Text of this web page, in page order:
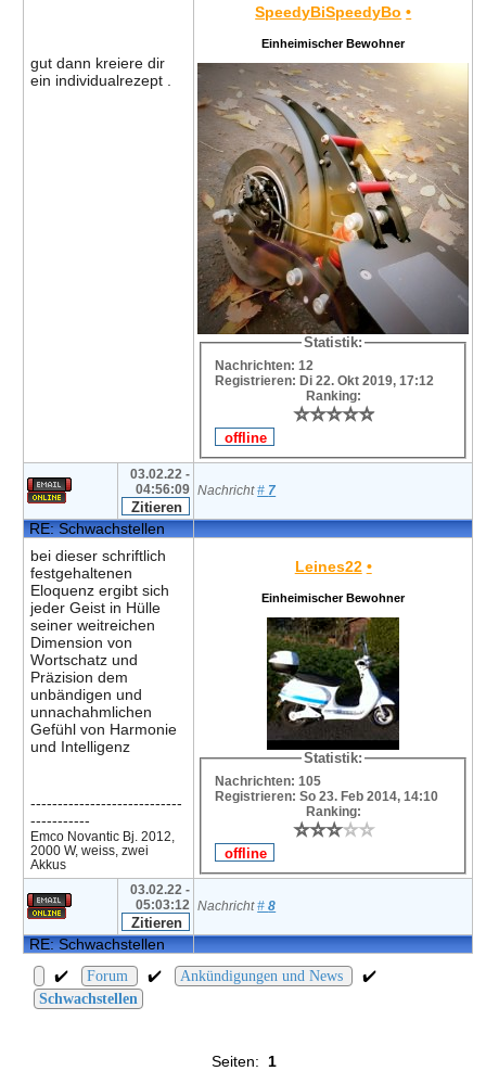
gut dann kreiere dir
ein individualrezept .
SpeedyBiSpeedyBo •
Einheimischer Bewohner
Statistik:
Nachrichten: 12
Registrieren: Di 22. Okt 2019, 17:12
Ranking:
⭐⭐⭐⭐⭐
⭐⭐⭐⭐⭐
03.02.22 -
04:56:09 Nachricht# 7
RE: Schwachstellen
bei dieser schriftlich
festgehaltenen
Eloquenz ergibt sich
jeder Geist in Hülle
seiner weitreichen
Dimension von
Wortschatz und
Präzision dem
unbändigen und
unnachahmlichen
Gefühl von Harmonie
und Intelligenz
----------------------------
-----------
Emco Novantic Bj. 2012,
2000 W, weiss, zwei
Akkus
Leines22 •
Einheimischer Bewohner
Statistik:
Nachrichten: 105
Registrieren: So 23. Feb 2014, 14:10
Ranking:
⭐⭐⭐⭐⭐
⭐⭐⭐⭐⭐
03.02.22 -
05:03:12 Nachricht#8
RE: Schwachstellen
✔️
Forum ✔️ Ankündigungen und News ✔️
Schwachstellen
Seiten: 1